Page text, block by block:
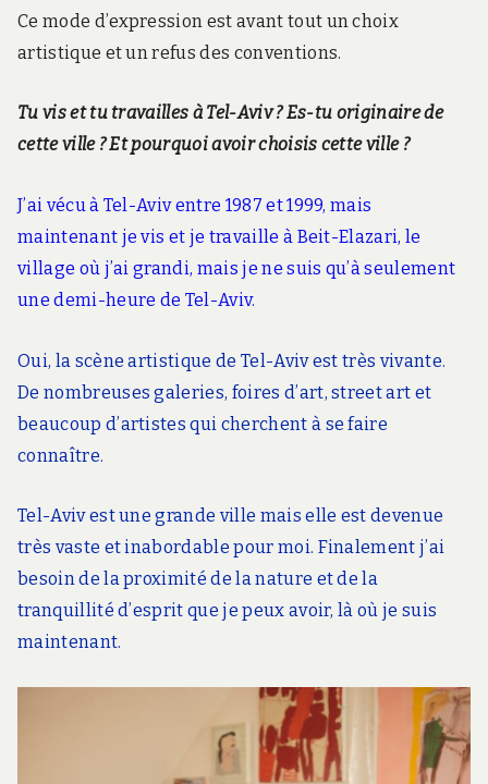
Ce mode d’expression est avant tout un choix
artistique et un refus des conventions.
Tu vis et tu travailles à Tel-Aviv ? Es-tu originaire de
cette ville ? Et pourquoi avoir choisis cette ville ?
J’ai vécu à Tel-Aviv entre 1987 et 1999, mais
maintenant je vis et je travaille à Beit-Elazari, le
village où j’ai grandi, mais je ne suis qu’à seulement
une demi-heure de Tel-Aviv.
Oui, la scène artistique de Tel-Aviv est très vivante.
De nombreuses galeries, foires d’art, street art et
beaucoup d’artistes qui cherchent à se faire
connaître.
Tel-Aviv est une grande ville mais elle est devenue
très vaste et inabordable pour moi. Finalement j’ai
besoin de la proximité de la nature et de la
tranquillité d’esprit que je peux avoir, là où je suis
maintenant.